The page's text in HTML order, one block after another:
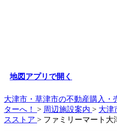
地図アプリで開く
大津市・草津市の不動産購入・
ターへ！
> 周辺施設案内 > 大津
スストア > ファミリーマート大